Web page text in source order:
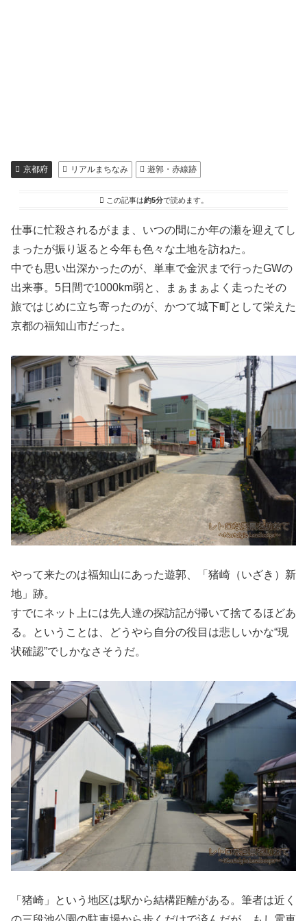
京都府 リアルまちなみ 遊郭・赤線跡
この記事は約5分で読めます。
仕事に忙殺されるがまま、いつの間にか年の瀬を迎えてし
まったが振り返ると今年も色々な土地を訪ねた。
中でも思い出深かったのが、単車で金沢まで行ったGWの
出来事。5日間で1000km弱と、まぁまぁよく走ったその
旅ではじめに立ち寄ったのが、かつて城下町として栄えた
京都の福知山市だった。
やって来たのは福知山にあった遊郭、「猪崎（いざき）新
地」跡。
すでにネット上には先人達の探訪記が掃いて捨てるほどあ
る。ということは、どうやら自分の役目は悲しいかな“現
状確認”でしかなさそうだ。
「猪崎」という地区は駅から結構距離がある。筆者は近く